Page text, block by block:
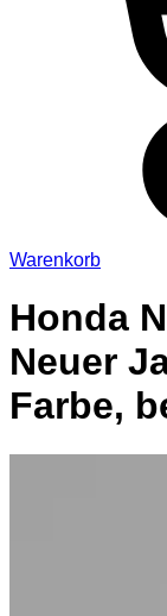
Warenkorb
Honda
Neuer
Farbe,